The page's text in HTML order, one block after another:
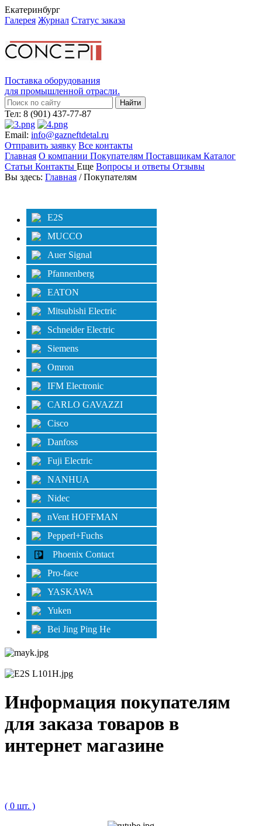
Екатеринбург
Галерея Журнал Статус заказа
Поставка оборудования
для промышленной отрасли.
Тел: 8 (901) 437-77-87
Email: info@gazneftdetal.ru
Отправить заявку Все контакты
Главная О компании Покупателям Поставщикам Каталог
Статьи Контакты Еще Вопросы и ответы Отзывы
Вы здесь: Главная / Покупателям
E2S
MUCCO
Auer Signal
Pfannenberg
EATON
Mitsubishi Electric
Schneider Electric
Siemens
Omron
IFM Electronic
CARLO GAVAZZI
Cisco
Danfoss
Fuji Electric
NANHUA
Nidec
nVent HOFFMAN
Pepperl+Fuchs
Phoenix Contact
Pro-face
YASKAWA
Yuken
Bei Jing Ping He
Информация покупателям
для заказа товаров в
интернет магазине
( 0 шт. )